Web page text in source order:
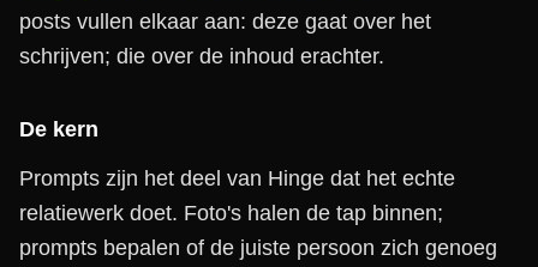
posts vullen elkaar aan: deze gaat over het
schrijven; die over de inhoud erachter.
De kern
Prompts zijn het deel van Hinge dat het echte
relatiewerk doet. Foto's halen de tap binnen;
prompts bepalen of de juiste persoon zich genoeg